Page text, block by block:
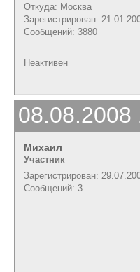
Откуда: Москва
Зарегистрирован:
Сообщений: 3880
Неактивен
08.08.2008
Михаил
Участник
Зарегистрирован:
Сообщений: 3